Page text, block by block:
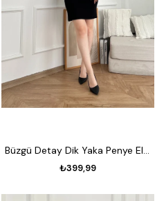
Büzgü Detay Dik Yaka Penye Elbise Siyah
₺399,99